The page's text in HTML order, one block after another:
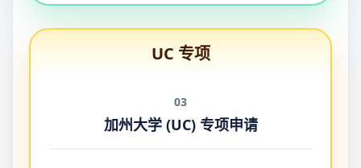
UC 专项
03
加州大学 (UC) 专项申请